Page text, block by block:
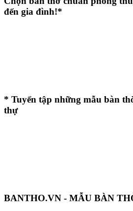
đến gia đình!*
* Tuyển tập những mẫu bàn
thự
BANTHO.VN - MẪU BÀN